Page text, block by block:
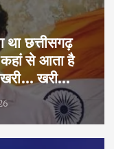
छत्तीसगढ़
कहां से आता है
खरी… खरी…